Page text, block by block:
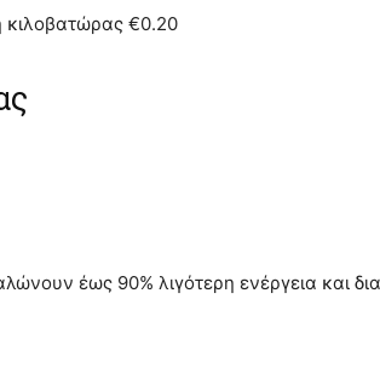
κιλοβατώρας €0.20
έως 90% λιγότερη ενέργεια και